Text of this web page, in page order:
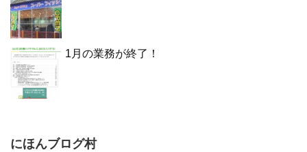
1月の業務が終了！
にほんブログ村